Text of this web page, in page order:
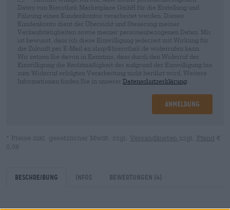
Daten von Bierothek Marketplace GmbH für die Erstellung und
Führung eines Kundenkontos verarbeitet werden. Dieses
Kundenkonto dient der Übersicht und Steuerung meiner
Verkaufstätigkeiten sowie meiner personenbezogenen Daten. Mir
ist bewusst, dass ich diese Einwilligung jederzeit mit Wirkung für
die Zukunft per E-Mail an shop@bierothek.de widerrufen kann.
Wir setzen Sie davon in Kenntnis, dass durch den Widerruf der
Einwilligung die Rechtmäßigkeit der aufgrund der Einwilligung bis
zum Widerruf erfolgten Verarbeitung nicht berührt wird. Weitere
Informationen finden Sie in unserer Datenschutzerklärung
Anmeldung
* Preise inkl. gesetzlicher MwSt. zzgl. Versandkosten zzgl. Pfand €
0,08
Beschreibung Infos Bewertungen (4)